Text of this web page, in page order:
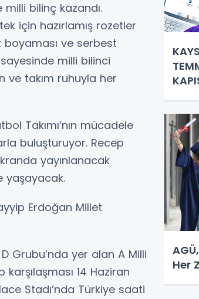
bilinç kazandı.
için hazırlamış rozetler
boyaması ve serbest
milli bilinci
ve takım ruhuyla her
Takımı’nın mücadele
buluşturuyor. Recep
yayınlanacak
yaşayacak.
Erdoğan Millet
Grubu’nda yer alan A Milli
karşılaşması 14 Haziran
Stadı’nda Türkiye saati
Her